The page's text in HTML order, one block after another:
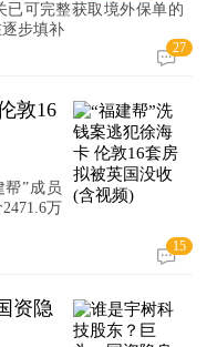
已可完整获取境外保单的
步填补
27
敦16
帮”成员
万
15
资隐